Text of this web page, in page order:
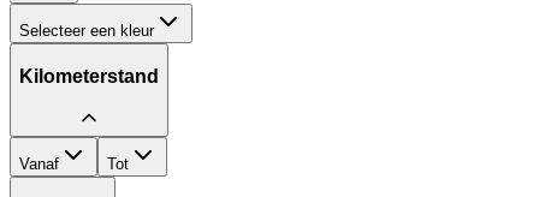
Selecteer een kleur
Kilometerstand
Vanaf Tot